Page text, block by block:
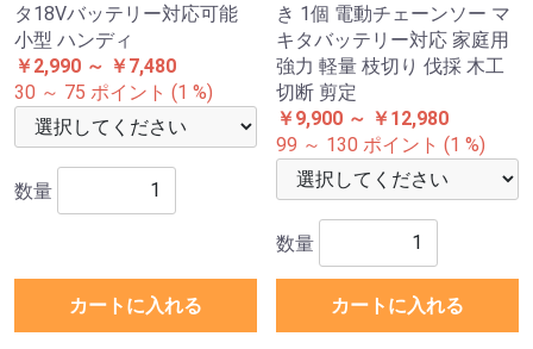
タ18Vバッテリー対応可能
小型 ハンディ
￥2,990 ～ ￥7,480
30 ～ 75 ポイント (1 %)
数量
カートに入れる
き 1個 電動チェーンソー マ
キタバッテリー対応 家庭用
強力 軽量 枝切り 伐採 木工
切断 剪定
￥9,900 ～ ￥12,980
99 ～ 130 ポイント (1 %)
数量
カートに入れる